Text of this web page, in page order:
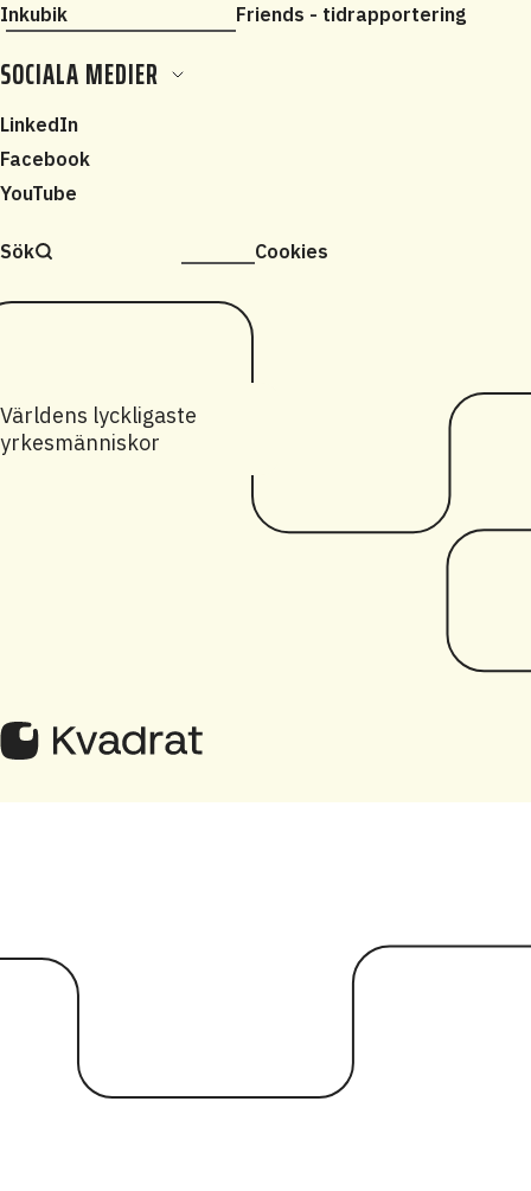
Inkubik
Friends - tidrapportering
SOCIALA MEDIER
LinkedIn
Facebook
YouTube
Sök Cookies
Världens lyckligaste
yrkesmänniskor